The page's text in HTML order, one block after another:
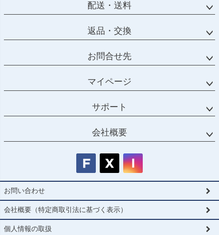
配送・送料
返品・交換
お問合せ先
マイページ
サポート
会社概要
お問い合わせ
会社概要（特定商取引法に基づく表示）
個人情報の取扱